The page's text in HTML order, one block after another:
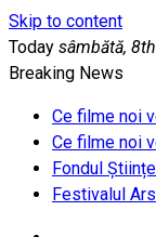
Skip to content
Today sâmbătă,
Breaking News
Ce filme noi
Ce filme noi
Fondul
Festivalul